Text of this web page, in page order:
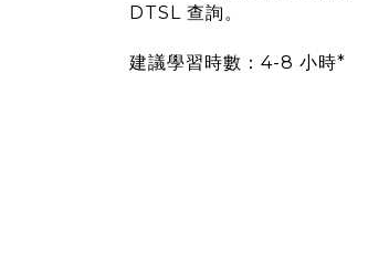
DTSL 查詢。
建議學習時數：4-8 小時*